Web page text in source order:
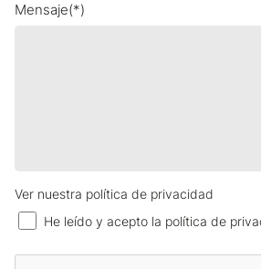
Mensaje(*)
Ver nuestra política de privacidad
He leído y acepto la política de